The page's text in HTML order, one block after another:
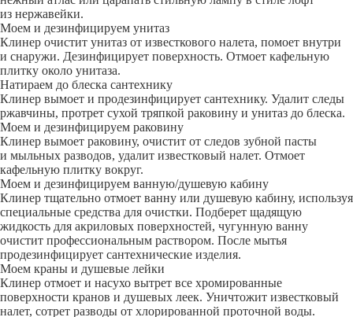
из нержавейки.
Моем и дезинфицируем унитаз
Клинер очистит унитаз от известкового налета, помоет внутри
и снаружи. Дезинфицирует поверхность. Отмоет кафельную
плитку около унитаза.
Натираем до блеска сантехнику
Клинер вымоет и продезинфицирует сантехнику. Удалит следы
ржавчины, протрет сухой тряпкой раковину и унитаз до блеска.
Моем и дезинфицируем раковину
Клинер вымоет раковину, очистит от следов зубной пасты
и мыльных разводов, удалит известковый налет. Отмоет
кафельную плитку вокруг.
Моем и дезинфицируем ванную/душевую кабину
Клинер тщательно отмоет ванну или душевую кабину, используя
специальные средства для очистки. Подберет щадящую
жидкость для акриловых поверхностей, чугунную ванну
очистит профессиональным раствором. После мытья
продезинфицирует сантехнические изделия.
Моем краны и душевые лейки
Клинер отмоет и насухо вытрет все хромированные
поверхности кранов и душевых леек. Уничтожит известковый
налет, сотрет разводы от хлорированной проточной воды.